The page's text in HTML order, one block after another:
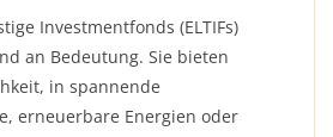
Investmentfonds (ELTIFs)
an Bedeutung. Sie bieten
in spannende
erneuerbare Energien oder